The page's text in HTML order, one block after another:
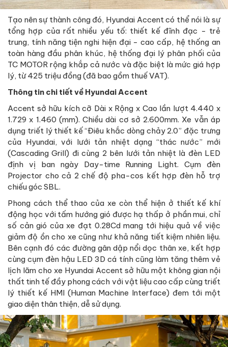
Tạo nên sự thành công đó, Hyundai Accent có thể nói là sự
tổng hợp của rất nhiều yếu tố: thiết kế đĩnh đạc - trẻ
trung, tính năng tiện nghi hiện đại - cao cấp, hệ thống an
toàn hàng đầu phân khúc, hệ thống đại lý phân phối của
TC MOTOR rộng khắp cả nước và đặc biệt là mức giá hợp
lý, từ 425 triệu đồng (đã bao gồm thuế VAT).
Thông tin chi tiết về Hyundai Accent
Accent sở hữu kích cỡ Dài x Rộng x Cao lần lượt 4.440 x
1.729 x 1.460 (mm). Chiều dài cơ sở 2.600mm. Xe vẫn áp
dụng triết lý thiết kế “Điêu khắc dòng chảy 2.0” đặc trưng
của Hyundai, với lưới tản nhiệt dạng “thác nước” mới
(Cascading Grill) đi cùng 2 bên lưới tản nhiệt là đèn LED
định vị ban ngày Day-time Running Light. Cụm đèn
Projector cho cả 2 chế độ pha-cos kết hợp đèn hỗ trợ
chiếu góc SBL.
Phong cách thể thao của xe còn thể hiện ở thiết kế khí
động học với tấm hướng gió được hạ thấp ở phần mui, chỉ
số cản gió của xe đạt 0.28Cd mang tới hiệu quả về việc
giảm độ ồn cho xe cũng như khả năng tiết kiệm nhiên liệu.
Bên cạnh đó các đường gân dập nổi dọc thân xe, kết hợp
cùng cụm đèn hậu LED 3D cá tính cũng làm tăng thêm vẻ
lịch lãm cho xe Hyundai Accent sở hữu một không gian nội
thất tinh tế đầy phong cách với vật liệu cao cấp cùng triết
lý thiết kế HMI (Human Machine Interface) đem tới một
giao diện thân thiện, dễ sử dụng.